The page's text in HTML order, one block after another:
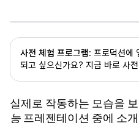
사전 체험 프로그램: 프로덕션에
되고 싶으신가요? 지금 바로 사
실제로 작동하는 모습을
능 프레젠테이션 중에 소